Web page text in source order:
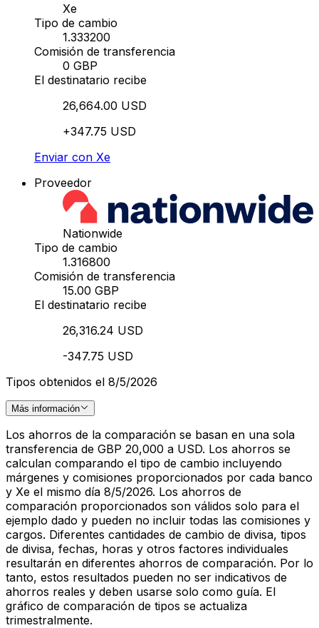
Xe
Tipo de cambio
1.333200
Comisión de transferencia
0 GBP
El destinatario recibe
26,664.00 USD
+347.75 USD
Enviar con Xe
Proveedor
Nationwide
Tipo de cambio
1.316800
Comisión de transferencia
15.00 GBP
El destinatario recibe
26,316.24 USD
-347.75 USD
Tipos obtenidos el 8/5/2026
Más información
Los ahorros de la comparación se basan en una sola
transferencia de GBP 20,000 a USD. Los ahorros se
calculan comparando el tipo de cambio incluyendo
márgenes y comisiones proporcionados por cada banco
y Xe el mismo día 8/5/2026. Los ahorros de
comparación proporcionados son válidos solo para el
ejemplo dado y pueden no incluir todas las comisiones y
cargos. Diferentes cantidades de cambio de divisa, tipos
de divisa, fechas, horas y otros factores individuales
resultarán en diferentes ahorros de comparación. Por lo
tanto, estos resultados pueden no ser indicativos de
ahorros reales y deben usarse solo como guía. El
gráfico de comparación de tipos se actualiza
trimestralmente.